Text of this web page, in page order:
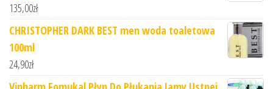
135,00zł
CHRISTOPHER DARK BEST men woda toaletowa
100ml
24,90zł